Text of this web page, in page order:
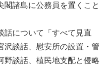
諸島に公務員を置くこと
について「すべて見直
沢談話、慰安所の設置・管
野談話、植民地支配と侵略